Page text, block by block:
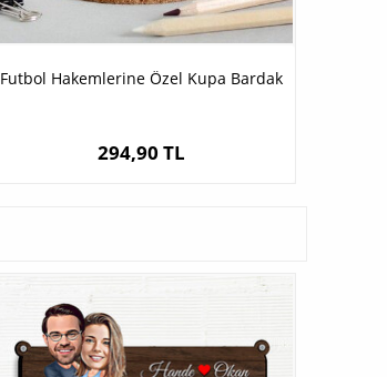
Futbol Hakemlerine Özel Kupa Bardak
294,90 TL